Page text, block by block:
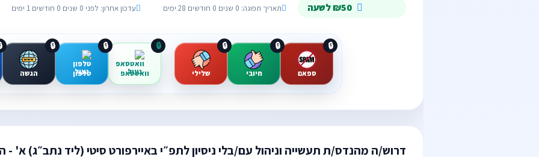
₪50 לשעה תאריך תפוגה: 0 שנים 0 חודשים 28 ימים עדכון אחרון: לפני 0 שנים 0 חודשים 1 ימים
ספאם
🔒
חיובי
🔒
שלילי
🔒
וואטסאפ
🔒
טלפון
🔒
הגשה
🔒